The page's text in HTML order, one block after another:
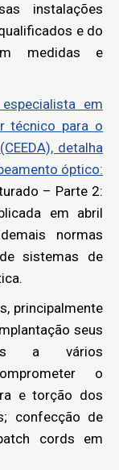
instalações
e do
medidas e
em
técnico para o
detalha
óptico:
– Parte 2:
em abril
normas
sistemas de
principalmente
seus
a vários
o
e torção dos
confecção de
cords em